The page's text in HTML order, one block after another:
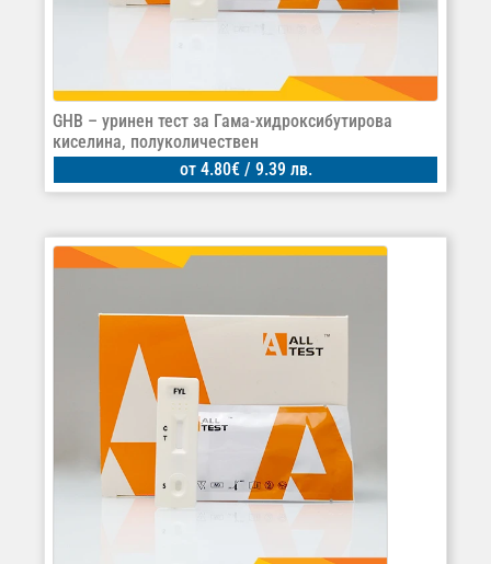
GHB – уринен тест за Гама-хидроксибутирова
киселина, полуколичествен
от 4.80€/ 9.39 лв.